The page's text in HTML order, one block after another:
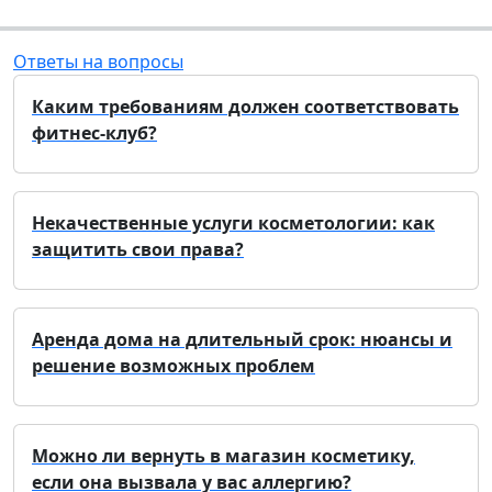
Ответы на вопросы
Каким требованиям должен соответствовать
фитнес-клуб?
Некачественные услуги косметологии: как
защитить свои права?
Аренда дома на длительный срок: нюансы и
решение возможных проблем
Можно ли вернуть в магазин косметику,
если она вызвала у вас аллергию?